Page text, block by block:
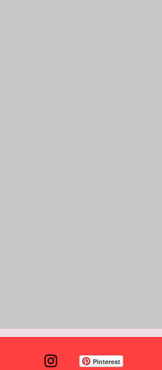
Pinterest